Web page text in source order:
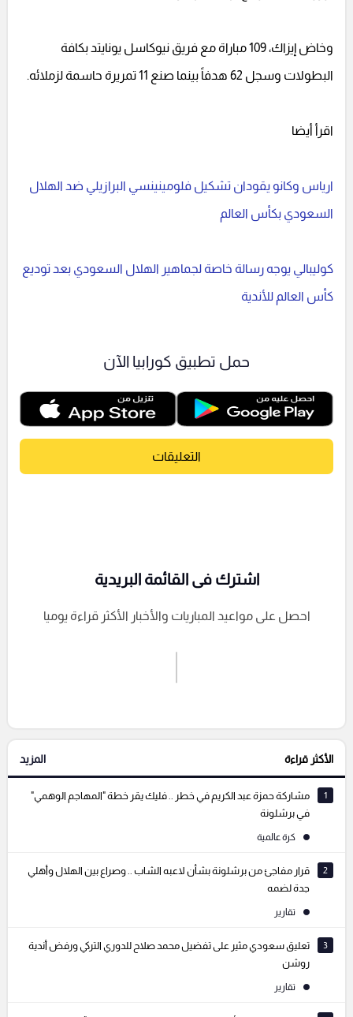
وخاض إيزاك، 109 مباراة مع فريق نيوكاسل يونايتد بكافة
البطولات وسجل 62 هدفاً بينما صنع 11 تمريرة حاسمة لزملائه.
اقرأ أيضا
ارياس وكانو يقودان تشكيل فلومينينسي البرازيلي ضد الهلال
السعودي بكأس العالم
كوليبالي يوجه رسالة خاصة لجماهير الهلال السعودي بعد توديع
كأس العالم للأندية
حمل تطبيق كورابيا الآن
التعليقات
إرسال تعليق
التعليقات السابقة
اشترك فى القائمة البريدية
احصل على مواعيد المباريات والأخبار الأكثر قراءة يوميا
الأكثر قراءة المزيد
1
مشاركة حمزة عبد الكريم في خطر .. فليك يقر خطة "المهاجم الوهمي"
في برشلونة
كرة عالمية
2
قرار مفاجئ من برشلونة بشأن لاعبه الشاب .. وصراع بين الهلال وأهلي
جدة لضمه
تقارير
3
تعليق سعودي مثير على تفضيل محمد صلاح للدوري التركي ورفض أندية
روشن
تقارير